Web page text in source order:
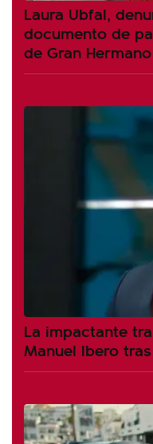
Laura Ubfal,
documento de
de Gran Hermano
La impactante
Manuel Ibero